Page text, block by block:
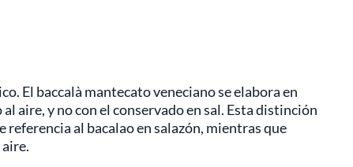
El baccalà mantecato veneciano se elabora en
al aire, y no con el conservado en sal. Esta distinción
referencia al bacalao en salazón, mientras que